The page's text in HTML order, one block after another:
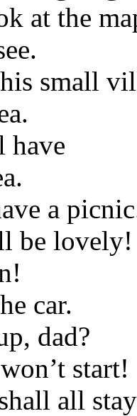
at the
small
have
a
be lovely!
car.
dad?
start!
all